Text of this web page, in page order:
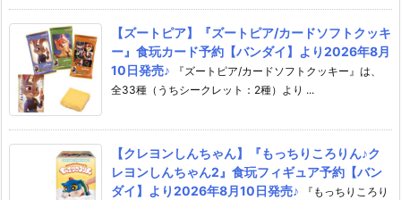
【ズートピア】『ズートピア/カードソフトクッキ
ー』食玩カード予約【バンダイ】より2026年8月
10日発売♪
『ズートピア/カードソフトクッキー』は、
全33種（うちシークレット：2種）より ...
【クレヨンしんちゃん】『もっちりころりん♪ク
レヨンしんちゃん2』食玩フィギュア予約【バン
ダイ】より2026年8月10日発売♪
『もっちりころり